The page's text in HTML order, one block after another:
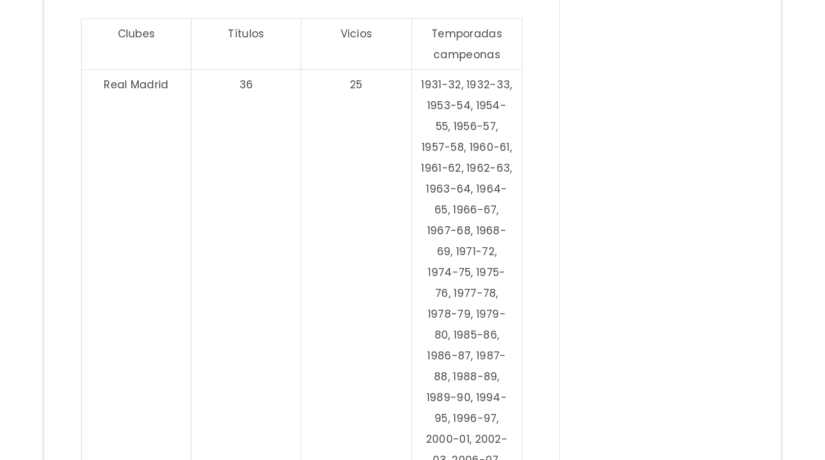
Clubes Títulos Vicios
Temporadas
campeonas
Real Madrid 36 25
1931-32, 1932-33,
1953-54, 1954-
55, 1956-57,
1957-58, 1960-61,
1961-62, 1962-63,
1963-64, 1964-
65, 1966-67,
1967-68, 1968-
69, 1971-72,
1974-75, 1975-
76, 1977-78,
1978-79, 1979-
80, 1985-86,
1986-87, 1987-
88, 1988-89,
1989-90, 1994-
95, 1996-97,
2000-01, 2002-